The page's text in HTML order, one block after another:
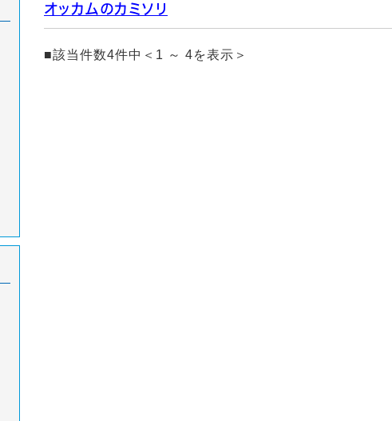
オッカムのカミソリ
■該当件数4件中＜1 ～ 4を表示＞